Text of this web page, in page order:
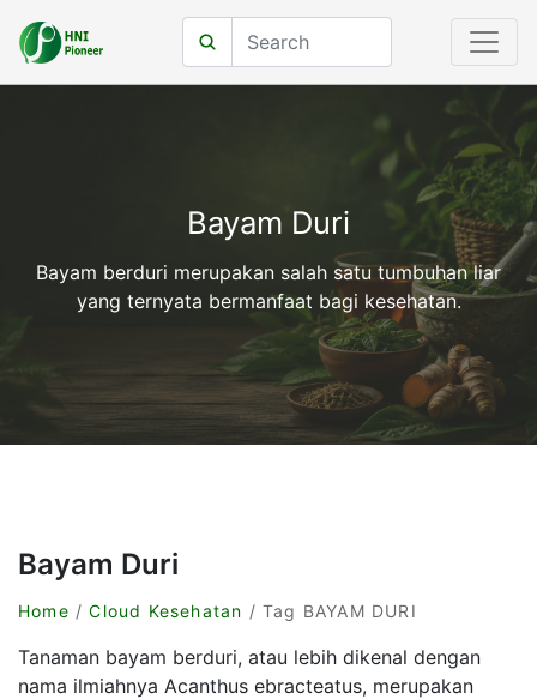
Bayam Duri
Bayam berduri merupakan salah satu tumbuhan liar
yang ternyata bermanfaat bagi kesehatan.
Bayam Duri
Home /Cloud Kesehatan / Tag BAYAM DURI
Tanaman bayam berduri, atau lebih dikenal dengan
nama ilmiahnya Acanthus ebracteatus, merupakan